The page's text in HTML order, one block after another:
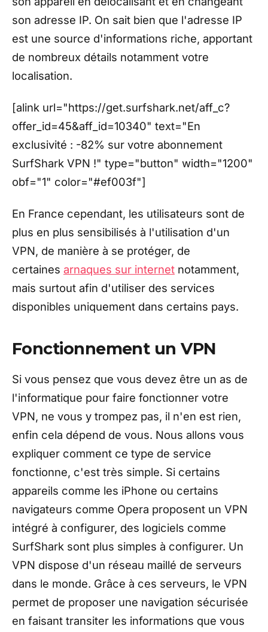
son adresse IP. On sait bien que l'adresse IP
est une source d'informations riche, apportant
de nombreux détails notamment votre
localisation.
[alink url="https://get.surfshark.net/aff_c?
offer_id=45&aff_id=10340" text="En
exclusivité : -82% sur votre abonnement
SurfShark VPN !" type="button" width="1200"
obf="1" color="#ef003f"]
En France cependant, les utilisateurs sont de
plus en plus sensibilisés à l'utilisation d'un
VPN, de manière à se protéger, de
certaines arnaques sur internet notamment,
mais surtout afin d'utiliser des services
disponibles uniquement dans certains pays.
Fonctionnement un VPN
Si vous pensez que vous devez être un as de
l'informatique pour faire fonctionner votre
VPN, ne vous y trompez pas, il n'en est rien,
enfin cela dépend de vous. Nous allons vous
expliquer comment ce type de service
fonctionne, c'est très simple. Si certains
appareils comme les iPhone ou certains
navigateurs comme Opera proposent un VPN
intégré à configurer, des logiciels comme
SurfShark sont plus simples à configurer. Un
VPN dispose d'un réseau maillé de serveurs
dans le monde. Grâce à ces serveurs, le VPN
permet de proposer une navigation sécurisée
en faisant transiter les informations que vous